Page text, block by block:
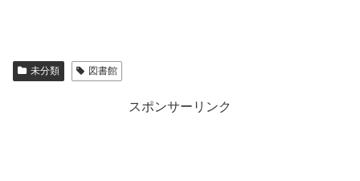
未分類 図書館
スポンサーリンク